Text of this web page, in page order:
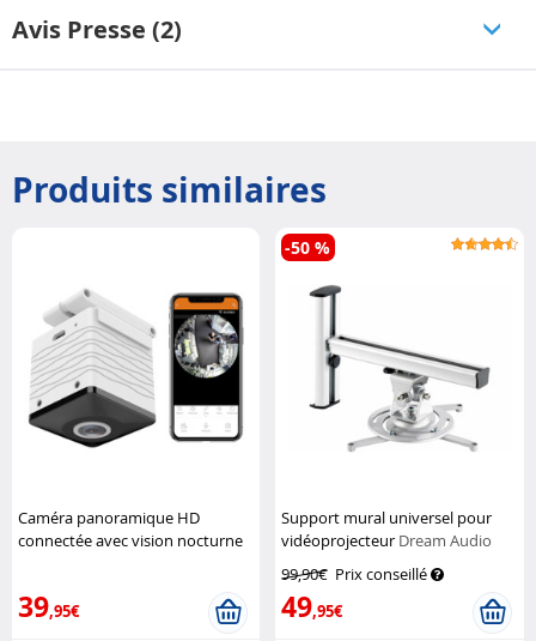
Avis Presse (2)
Produits similaires
Caméra panoramique HD
connectée avec vision nocturne
39,95€
Support mural universel pour
vidéoprojecteur Dream Audio
99,90€ Prix conseillé
49,95€
-50 %